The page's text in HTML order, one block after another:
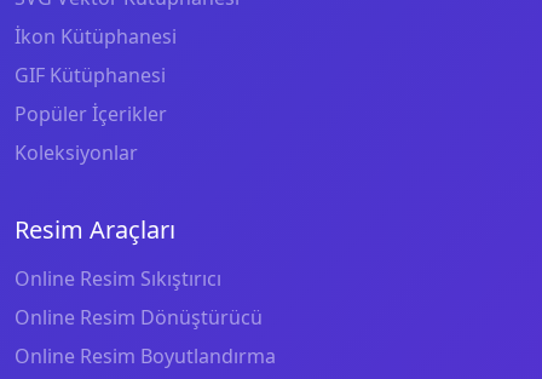
İkon Kütüphanesi
GIF Kütüphanesi
Popüler İçerikler
Koleksiyonlar
Resim Araçları
Online Resim Sıkıştırıcı
Online Resim Dönüştürücü
Online Resim Boyutlandırma